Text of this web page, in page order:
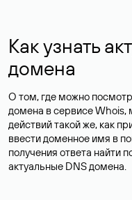
Как узнать
домена
О том, где можно
домена в сервисе
действий такой же, как
ввести доменное имя в
получения ответа найти
актуальные DNS домена.